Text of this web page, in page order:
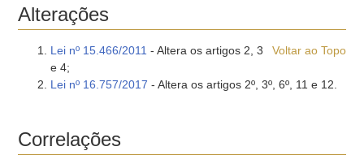
Alterações
Voltar ao Topo
Lei nº 15.466/2011 - Altera os artigos 2, 3
e 4;
Lei nº 16.757/2017 - Altera os artigos 2º, 3º, 6º, 11 e 12.
Correlações